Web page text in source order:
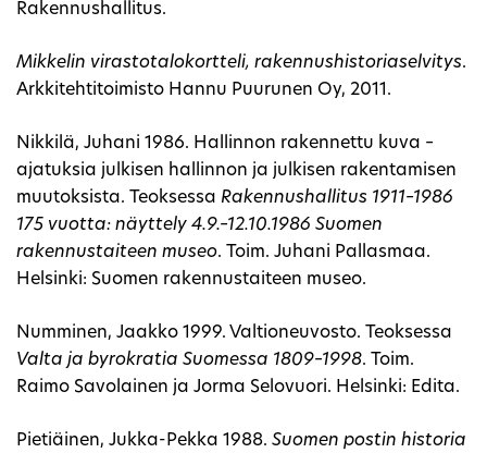
Rakennushallitus.
Mikkelin virastotalokortteli, rakennushistoriaselvitys.
Arkkitehtitoimisto Hannu Puurunen Oy, 2011.
Nikkilä, Juhani 1986. Hallinnon rakennettu kuva –
ajatuksia julkisen hallinnon ja julkisen rakentamisen
muutoksista. Teoksessa Rakennushallitus 1911–1986
175 vuotta: näyttely 4.9.–12.10.1986 Suomen
rakennustaiteen museo. Toim. Juhani Pallasmaa.
Helsinki: Suomen rakennustaiteen museo.
Numminen, Jaakko 1999. Valtioneuvosto. Teoksessa
Valta ja byrokratia Suomessa 1809–1998. Toim.
Raimo Savolainen ja Jorma Selovuori. Helsinki: Edita.
Pietiäinen, Jukka-Pekka 1988. Suomen postin historia